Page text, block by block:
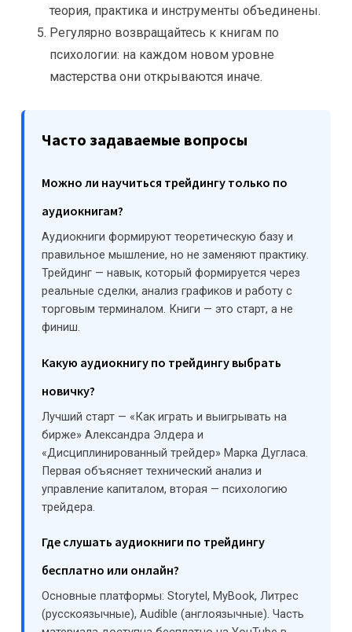
теория, практика и инструменты объединены.
Регулярно возвращайтесь к книгам по
психологии: на каждом новом уровне
мастерства они открываются иначе.
Часто задаваемые вопросы
Можно ли научиться трейдингу только по
аудиокнигам?
Аудиокниги формируют теоретическую базу и
правильное мышление, но не заменяют практику.
Трейдинг — навык, который формируется через
реальные сделки, анализ графиков и работу с
торговым терминалом. Книги — это старт, а не
финиш.
Какую аудиокнигу по трейдингу выбрать
новичку?
Лучший старт — «Как играть и выигрывать на
бирже» Александра Элдера и
«Дисциплинированный трейдер» Марка Дугласа.
Первая объясняет технический анализ и
управление капиталом, вторая — психологию
трейдера.
Где слушать аудиокниги по трейдингу
бесплатно или онлайн?
Основные платформы: Storytel, MyBook, Литрес
(русскоязычные), Audible (англоязычные). Часть